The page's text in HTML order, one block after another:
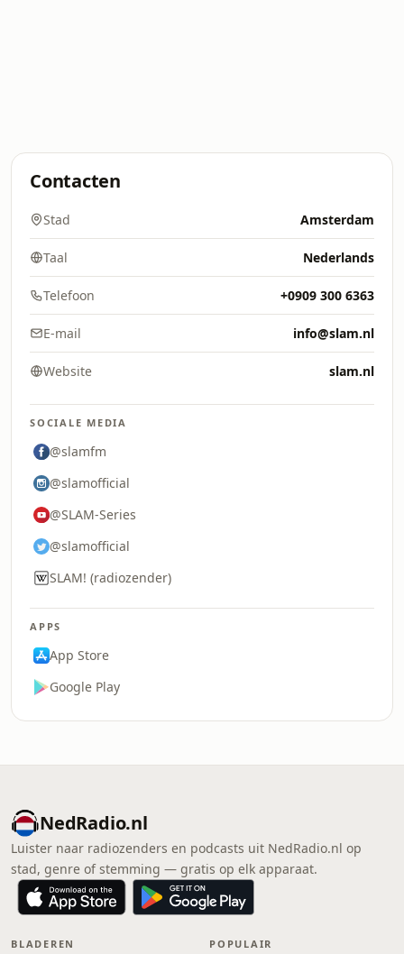
Contacten
Stad Amsterdam
Taal Nederlands
Telefoon +0909 300 6363
E-mail info@slam.nl
Website slam.nl
SOCIALE MEDIA
@slamfm
@slamofficial
@SLAM-Series
@slamofficial
SLAM! (radiozender)
APPS
App Store
Google Play
NedRadio.nl
Luister naar radiozenders en podcasts uit NedRadio.nl op
stad, genre of stemming — gratis op elk apparaat.
BLADEREN POPULAIR